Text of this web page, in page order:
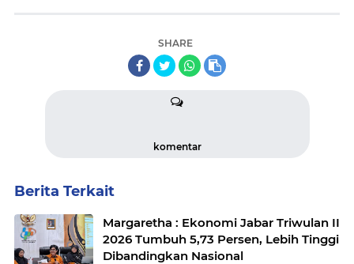
SHARE
komentar
Berita Terkait
Margaretha : Ekonomi Jabar Triwulan II
2026 Tumbuh 5,73 Persen, Lebih Tinggi
Dibandingkan Nasional